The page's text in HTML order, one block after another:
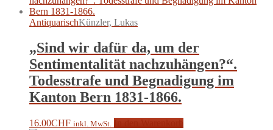
AntiquarischKünzler, Lukas
„Sind wir dafür da, um der
Sentimentalität nachzuhängen?“.
Todesstrafe und Begnadigung im
Kanton Bern 1831-1866.
16.00CHF inkl. MwSt.